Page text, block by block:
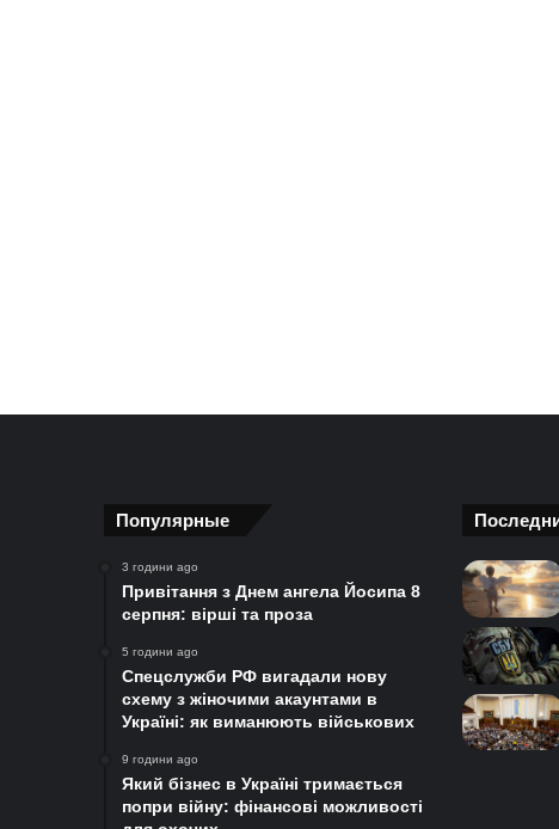
Популярные
3 години ago
Привітання з Днем ангела Йосипа 8
серпня: вірші та проза
5 години ago
Спецслужби РФ вигадали нову
схему з жіночими акаунтами в
Україні: як виманюють військових
9 години ago
Який бізнес в Україні тримається
попри війну: фінансові можливості